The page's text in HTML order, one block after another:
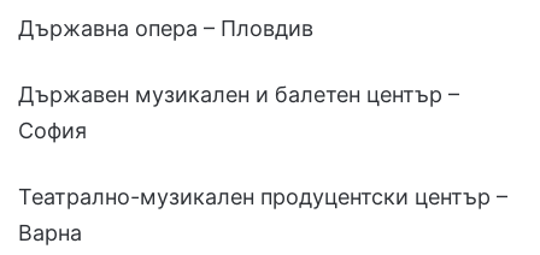
Държавна опера – Пловдив
Държавен музикален и балетен център –
София
Театрално-музикален продуцентски център –
Варна